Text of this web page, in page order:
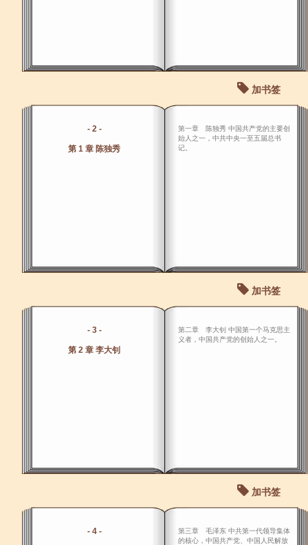
加书签
- 2 -
第 1 章 陈独秀
第一章 陈独秀 中国共产党的主要创
始人之一，中共中央一至五届总书
记。
加书签
- 3 -
第 2 章 李大钊
第二章 李大钊 中国第一个马克思主
义者，中国共产党的创始人之一。
加书签
- 4 -
第三章 毛泽东 中共第一代领导集体
的核心，中国共产党、中国人民解放